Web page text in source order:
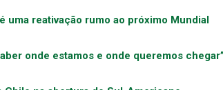
uma reativação rumo ao próximo Mundial
onde estamos e onde queremos chegar”